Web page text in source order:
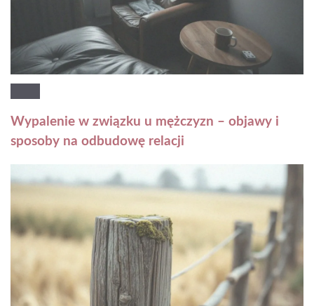
Wypalenie w związku u mężczyzn – objawy i
sposoby na odbudowę relacji